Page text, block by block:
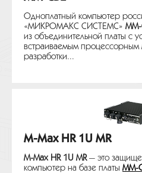
Одноплатный компьютер
«МИКРОМАКС СИСТЕМС»
из объединительной платы с
встраиваемым процессорным
разработки...
M-Max HR 1U MR
M-Max HR 1U MR— это
компьютер на базе платы MM-